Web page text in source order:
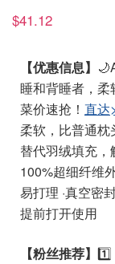
$41.12
【优惠信息】
睡和背睡者，柔
菜价速抢！ 直达
柔软，比普通枕
替代羽绒填充
100%超细纤维
易打理 ·真空密
提前打开使用
【粉丝推荐】 1️⃣